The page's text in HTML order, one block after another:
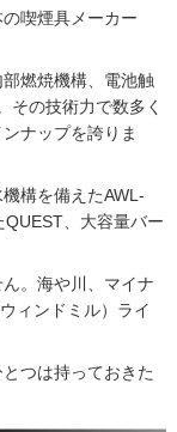
喫煙具メーカー
燃焼機構、電池触
その技術力で数多く
ナップを誇りま
構を備えたAWL-
、大容量バー
。海や川、マイナ
ィンドミル）ライ
つは持っておきた